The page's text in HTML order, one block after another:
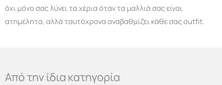
όχι μόνο σας λύνει τα χέρια όταν τα μαλλιά σας είναι
ατημέλητα, αλλά ταυτόχρονα αναβαθμίζει κάθε σας outfit.
Από την ίδια κατηγορία